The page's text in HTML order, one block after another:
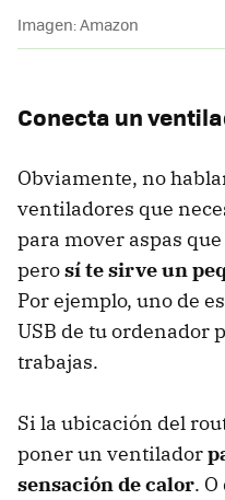
Imagen: Amazon
Conecta un
Obviamente, no
ventiladores que
para mover aspas
perosí te sirve un
Por ejemplo, uno de
USB de tu ordenador
trabajas.
Si la ubicación del
poner un ventilador
sensación de calor.